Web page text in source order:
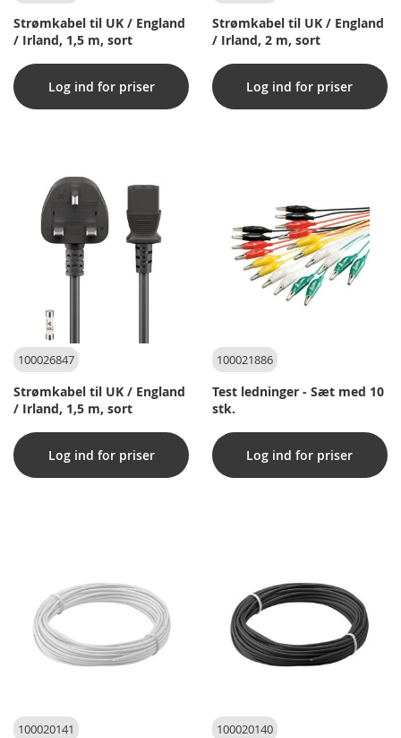
Strømkabel til UK / England
/ Irland, 1,5 m, sort
Log ind for priser
Strømkabel til UK / England
/ Irland, 2 m, sort
Log ind for priser
100026847
Strømkabel til UK / England
/ Irland, 1,5 m, sort
Log ind for priser
100021886
Test ledninger - Sæt med 10
stk.
Log ind for priser
100020141 100020140